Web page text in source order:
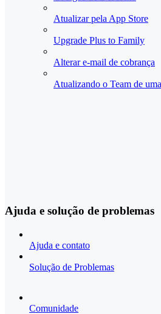
Atualizar pela App Store
Upgrade Plus to Family
Alterar e-mail de cobrança
Atualizando o Team de
Ajuda e solução de problemas
Ajuda e contato
Solução de Problemas
Comunidade